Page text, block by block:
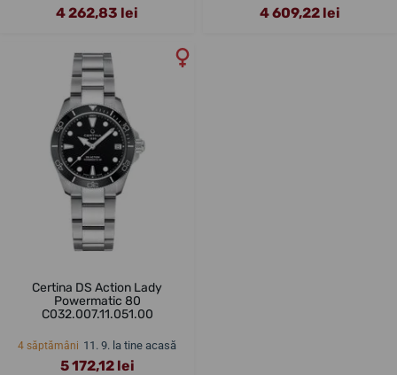
4 262,83 lei 4 609,22 lei
Certina DS Action Lady
Powermatic 80
C032.007.11.051.00
4 săptămâni 11. 9. la tine acasă
5 172,12 lei